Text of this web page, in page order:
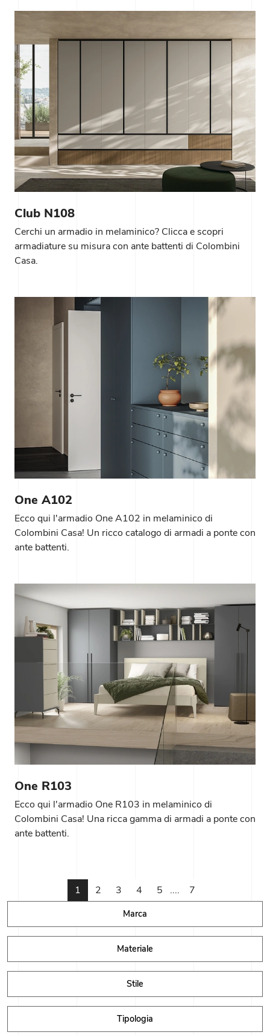
Club N108
Cerchi un armadio in melaminico? Clicca e scopri
armadiature su misura con ante battenti di Colombini
Casa.
One A102
Ecco qui l'armadio One A102 in melaminico di
Colombini Casa! Un ricco catalogo di armadi a ponte con
ante battenti.
One R103
Ecco qui l'armadio One R103 in melaminico di
Colombini Casa! Una ricca gamma di armadi a ponte con
ante battenti.
1 2 3 4 5 .... 7
Marca
Materiale
Stile
Tipologia